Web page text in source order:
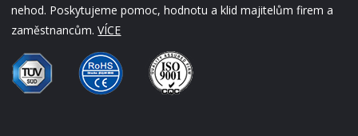
nehod. Poskytujeme pomoc, hodnotu a klid majitelům firem a
zaměstnancům.VÍCE